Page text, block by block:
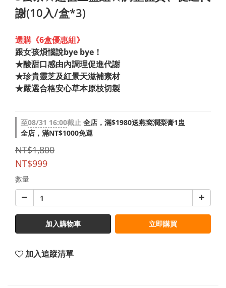
謝(10入/盒*3)
選購《6盒優惠組》
跟女孩煩惱說bye bye！
★酸甜口感由內調理促進代謝
★珍貴靈芝及紅景天滋補素材
★嚴選合格安心草本原枝切製
至08/31 16:00截止 全店，滿$1980送燕窩潤梨膏1盅
全店，滿NT$1000免運
NT$1,800
NT$999
數量
加入購物車 立即購買
加入追蹤清單